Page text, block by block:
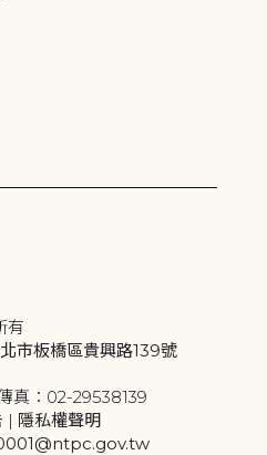
有
市板橋區貴興路139號
真：02-29538139
| 隱私權聲明